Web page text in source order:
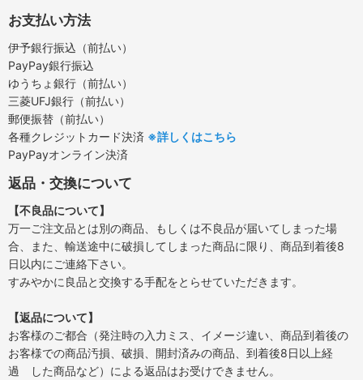
お支払い方法
伊予銀行振込（前払い）
PayPay銀行振込
ゆうちょ銀行（前払い）
三菱UFJ銀行（前払い）
郵便振替（前払い）
各種クレジットカード決済 ※詳しくはこちら
PayPayオンライン決済
返品・交換について
【不良品について】
万一ご注文品とは別の商品、もしくは不良品が届いてしまった場
合、また、輸送途中に破損してしまった商品に限り、商品到着後8
日以内にご連絡下さい。
すみやかに良品と交換する手配をとらせていただきます。
【返品について】
お客様のご都合（発注時の入力ミス、イメージ違い、商品到着後の
お客様での商品汚損、破損、開封済みの商品、到着後8日以上経
過 した商品など）による返品はお受けできません。